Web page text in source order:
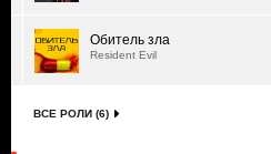
Обитель зла
Resident Evil
ВСЕ РОЛИ (6)